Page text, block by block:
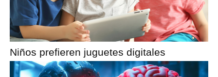
Niños prefieren juguetes digitales